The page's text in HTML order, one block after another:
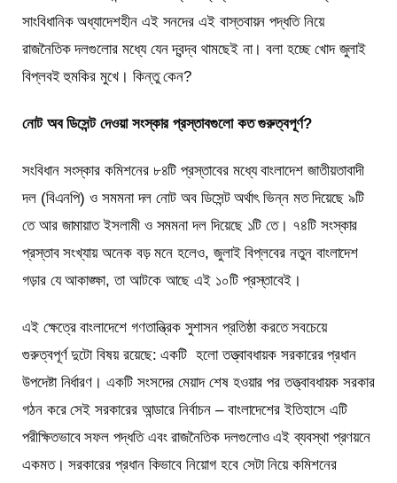
সাংবিধানিক অধ্যাদেশহীন এই সনদের এই বাস্তবায়ন পদ্ধতি নিয়ে
রাজনৈতিক দলগুলোর মধ্যে যেন দ্বন্দ্ব থামছেই না। বলা হচ্ছে খোদ জুলাই
বিপ্লবই হুমকির মুখে। কিন্তু কেন?
নোট অব ডিসেন্ট দেওয়া সংস্কার প্রস্তাবগুলো কত গুরুত্বপূর্ণ?
সংবিধান সংস্কার কমিশনের ৮৪টি প্রস্তাবের মধ্যে বাংলাদেশ জাতীয়তাবাদী
দল (বিএনপি) ও সমমনা দল নোট অব ডিসেন্ট অর্থাৎ ভিন্ন মত দিয়েছে ৯টি
তে আর জামায়াত ইসলামী ও সমমনা দল দিয়েছে ১টি তে। ৭৪টি সংস্কার
প্রস্তাব সংখ্যায় অনেক বড় মনে হলেও, জুলাই বিপ্লবের নতুন বাংলাদেশ
গড়ার যে আকাঙ্ক্ষা, তা আটকে আছে এই ১০টি প্রস্তাবেই।
এই ক্ষেত্রে বাংলাদেশে গণতান্ত্রিক সুশাসন প্রতিষ্ঠা করতে সবচেয়ে
গুরুত্বপূর্ণ দুটো বিষয় রয়েছে: একটি হলো তত্ত্বাবধায়ক সরকারের প্রধান
উপদেষ্টা নির্ধারণ। একটি সংসদের মেয়াদ শেষ হওয়ার পর তত্ত্বাবধায়ক সরকার
গঠন করে সেই সরকারের আন্ডারে নির্বাচন – বাংলাদেশের ইতিহাসে এটি
পরীক্ষিতভাবে সফল পদ্ধতি এবং রাজনৈতিক দলগুলোও এই ব্যবস্থা প্রণয়নে
একমত। সরকারের প্রধান কিভাবে নিয়োগ হবে সেটা নিয়ে কমিশনের